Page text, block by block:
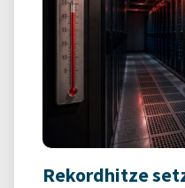
Rekordhitze